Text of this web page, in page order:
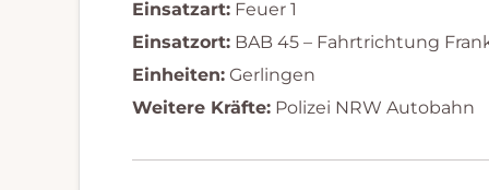
Einsatzart: Feuer 1
Einsatzort: BAB 45 – Fahrtrichtung
Einheiten: Gerlingen
Weitere Kräfte: Polizei NRW Autobahn